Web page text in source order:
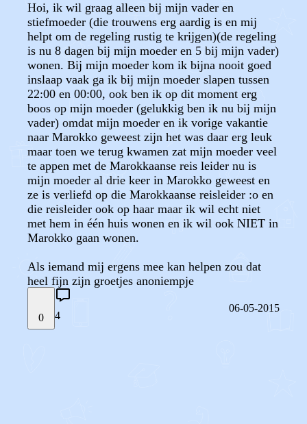
Hoi, ik wil graag alleen bij mijn vader en
stiefmoeder (die trouwens erg aardig is en mij
helpt om de regeling rustig te krijgen)(de regeling
is nu 8 dagen bij mijn moeder en 5 bij mijn vader)
wonen. Bij mijn moeder kom ik bijna nooit goed
inslaap vaak ga ik bij mijn moeder slapen tussen
22:00 en 00:00, ook ben ik op dit moment erg
boos op mijn moeder (gelukkig ben ik nu bij mijn
vader) omdat mijn moeder en ik vorige vakantie
naar Marokko geweest zijn het was daar erg leuk
maar toen we terug kwamen zat mijn moeder veel
te appen met de Marokkaanse reis leider nu is
mijn moeder al drie keer in Marokko geweest en
ze is verliefd op die Marokkaanse reisleider :o en
die reisleider ook op haar maar ik wil echt niet
met hem in één huis wonen en ik wil ook NIET in
Marokko gaan wonen.
Als iemand mij ergens mee kan helpen zou dat
heel fijn zijn groetjes anoniempje
0 4
06-05-2015